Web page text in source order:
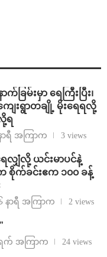
ြမ်းမှာ ရေကြီးပြီး၊
ေးရွာတချို့ မိုးရေရလို့
ရ
ာရီ အကြာက 3 views
ေလျှံလို့ ယင်းမာပင်နဲ့
စိုက်ခင်းဧက ၁၀၀ ခန့်
နာရီ အကြာက 2 views
က် အကြာက 24 views